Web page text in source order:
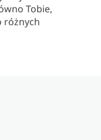
Tobie,
różnych